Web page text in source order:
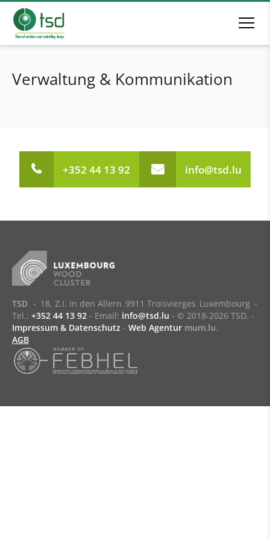
Verwaltung & Kommunikation
+352 44 13 92 info@tsd.lu
TSD - 18, Z.I. in den Allern 9911 Troisvierges Luxembourg -
Tel.: +352 44 13 92 - Email: info@tsd.lu - © 2018-2026 TSD. -
Impressum & Datenschutz - Web Agentur mum.lu.
AGB